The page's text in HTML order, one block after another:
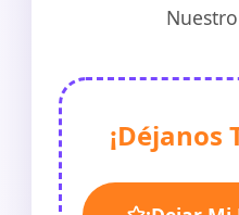
¡Déjanos